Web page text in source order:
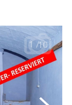
1 /10